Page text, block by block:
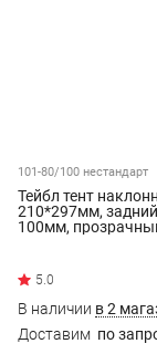
101-80/100 нестандарт
Тейбл тент
210*297мм,
100мм,
В наличии в 2
Доставим по